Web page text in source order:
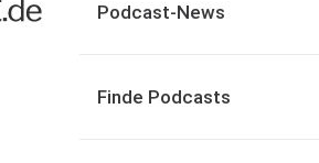
Podcast-News
Finde Podcasts